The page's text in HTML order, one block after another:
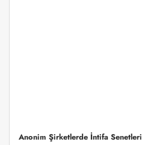
Anonim Şirketlerde İntifa Senetleri